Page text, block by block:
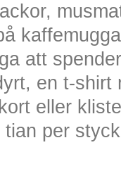
att
en t-shirt
eller
tian per